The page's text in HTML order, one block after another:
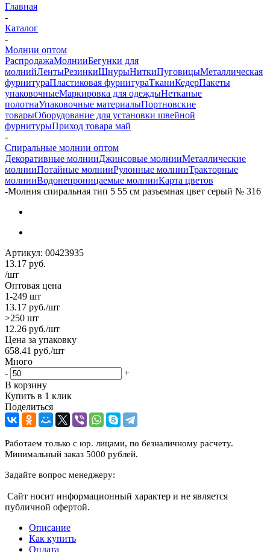
Главная
-
Каталог
-
Молнии оптом
РаспродажаМолнииБегунки для
молнийЛентыРезинкиШнурыНиткиПуговицыМеталлическая
фурнитураПластиковая фурнитураТканиКедерПакеты
упаковочныеМаркировка для одеждыНетканые
полотнаУпаковочные материалыПортновские
товарыОборудование для установки швейной
фурнитурыПриход товара май
-
Спиральные молнии оптом
Декоративные молнииДжинсовые молнииМеталлические
молнииПотайные молнииРулонные молнииТракторные
молнииВодонепроницаемые молнииКарта цветов
-Молния спиральная тип 5 55 см разъемная цвет серый № 316
Артикул: 00423935
13.17 руб.
/шт
Оптовая цена
1-249 шт
13.17 руб./шт
>250 шт
12.26 руб./шт
Цена за упаковку
658.41 руб./шт
Много
-
+
В корзину
Купить в 1 клик
Поделиться
Работаем только с юр. лицами, по безналичному расчету.
Минимальный заказ 5000 рублей.
Задайте вопрос менеджеру:
Сайт носит информационный характер и не является
публичной офертой.
Описание
Как купить
Оплата